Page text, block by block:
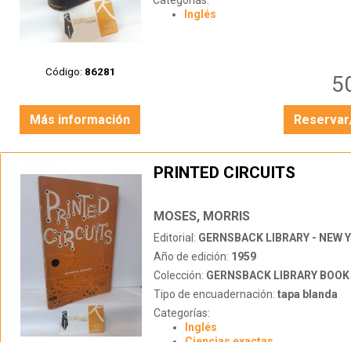
Código: 86281
Inglés
Más información
PRINTED CIRCUITS
MOSES, MORRIS
Editorial: GERNSBACK LIBRARY - NEW
Año de edición: 1959
Colección: GERNSBACK LIBRARY BOOK
Tipo de encuadernación: tapa blanda
Categorías:
Inglés